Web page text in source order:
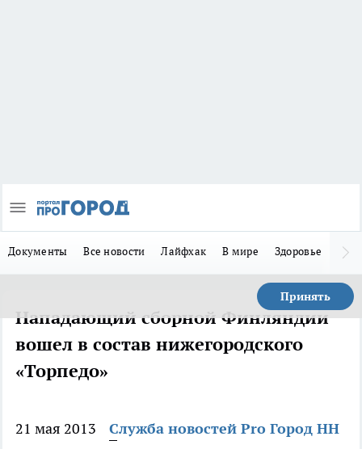
Документы Все новости Лайфхак В мире Здоровье
Принять
Нападающий сборной Финляндии
вошел в состав нижегородского
«Торпедо»
21 мая 2013
Служба новостей Pro Город НН